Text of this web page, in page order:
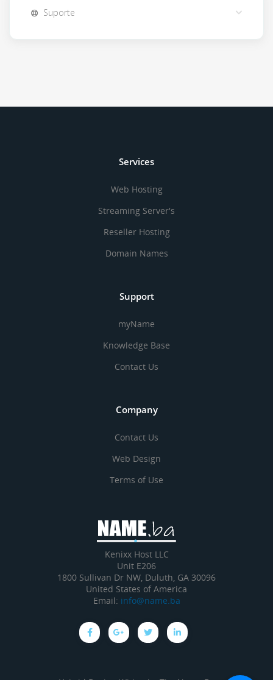
Suporte
Services
Web Hosting
Streaming Server's
Reseller Hosting
Domain Names
Support
myName
Knowledge Base
Contact Us
Company
Contact Us
Web Design
Terms of Use
Kenixx Host LLC
Unit E206
1800 Sullivan Dr NW, Duluth, GA 30096
United States of America
Email: info@name.ba